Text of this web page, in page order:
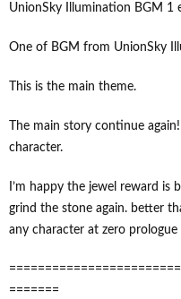
UnionSky Illumination BGM 1
One of BGM from UnionSky
This is the main theme.
The main story continue
character.
I’m happy the jewel reward
grind the stone again. better
any character at zero prologue
=======